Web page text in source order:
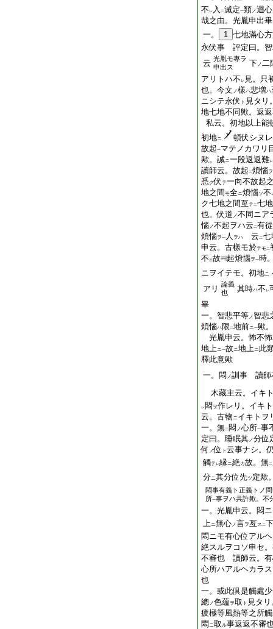
不 レ 入 二滅定一類ノ迴心
哉之由。光胤申出畢
一。
1 七地滿心
永伏事 評定曰。智
云 光胤モ專ラ
申出ス
下ノ二
アリトハ不 レ 見。只
也。今文 ノ樣ハ悲増ハ
ニシテ永伏 ト 見タリ
地七地不同歟。返
私云。初地以上能
初地ニ
頓伏シヌ
故起一マテノカワリ
歟。誠ニ一段返返難レ
讀師云。故起 二煩惱ヲ
悉ク伏 テ一向不故起
地之間 モ全ニ煩惱ソ不
ク七地之間亙テ二七地
也。伏道 ノ不同ニア
惱ノ不起ヲハ云 二有
煩惱ヲ一 人 ヲハ 云 二七
申云。古樣モ於テモ二
不三故 起煩惱ヲ一時
ニヲイテモ。初地ニ
アリ 論義
也
其時ハ不 レ
畢
一。智悲平等ノ智悲
煩惱ハ限 二地前ニ一歟
光胤申云。怖不怖
地上ニ一故ニ地上ニ此
釋此意歟
一。悶 ノ訓事 讀師
木藏主云。イキ
レ悶 ヲ作レリ。イキ
云。古物ニイキトヲ
一。無二 悶 ノ心所一事
定曰。睡眠其ノ分位
何 ノ位 ト 云事ナシ。
觸テレ縁ニ絶カ故。無二
分ニ其分位先ツ 定歟
悶事有義ト正義トノ
所一事ヲハ共許歟。不
一。光胤申云。悶
上ニ無心ノ言ヲ亙ス 二下
悶ニモ有心位アル
絶スルヲコソ申セ
不審也 讀師云。
心所ハアルヘカラ
也
一。或此倶是觸處
總ノ色蘊ヲ取 ト 見タ
疲極等風熱等之所
悶ニ取ル事返返不審